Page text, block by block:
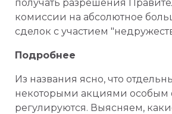
получать разрешения
комиссии на абсолютное
сделок с участием
Подробнее
Из названия ясно, что
некоторыми акциями особым
регулируются. Выясняем,